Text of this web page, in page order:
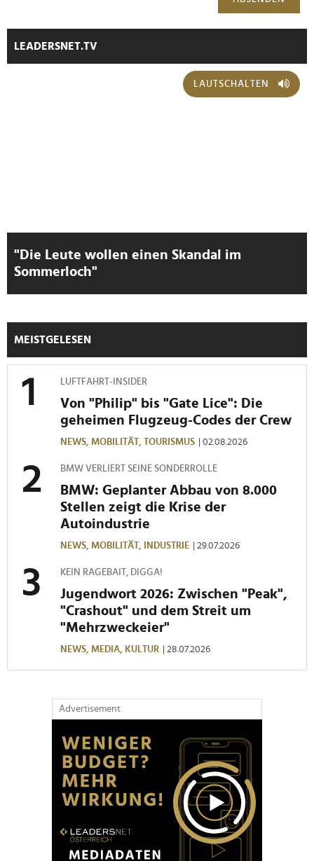
LEADERSNET.TV
LAUTSCHALTEN
"Die Leute wollen einen Skandal im
Sommerloch"
MEISTGELESEN
LUFTFAHRT-INSIDER
Von "Philip" bis "Gate Lice": Die
geheimen Flugzeug-Codes der Crew
NEWS, MOBILITÄT, TOURISMUS | 02.08.2026
BMW VERLIERT SEINE SONDERROLLE
BMW: Geplanter Abbau von 8.000
Stellen zeigt die Krise der
Autoindustrie
NEWS, MOBILITÄT, INDUSTRIE | 29.07.2026
KEIN RAGEBAIT, DIGGA!
Jugendwort 2026: Zwischen "Peak",
"Crashout" und dem Streit um
"Mehrzweckeier"
NEWS, MEDIA, KULTUR | 28.07.2026
Advertisement